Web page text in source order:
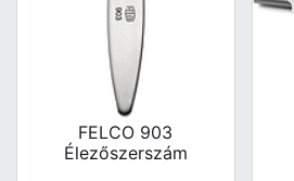
FELCO 903
Élezőszerszám